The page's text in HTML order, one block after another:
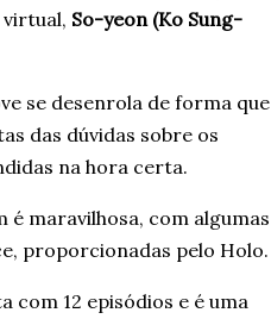
So-yeon (Ko Sung-
se desenrola de forma que
das dúvidas sobre os
na hora certa.
maravilhosa, com algumas
proporcionadas pelo Holo.
com 12 episódios e é uma